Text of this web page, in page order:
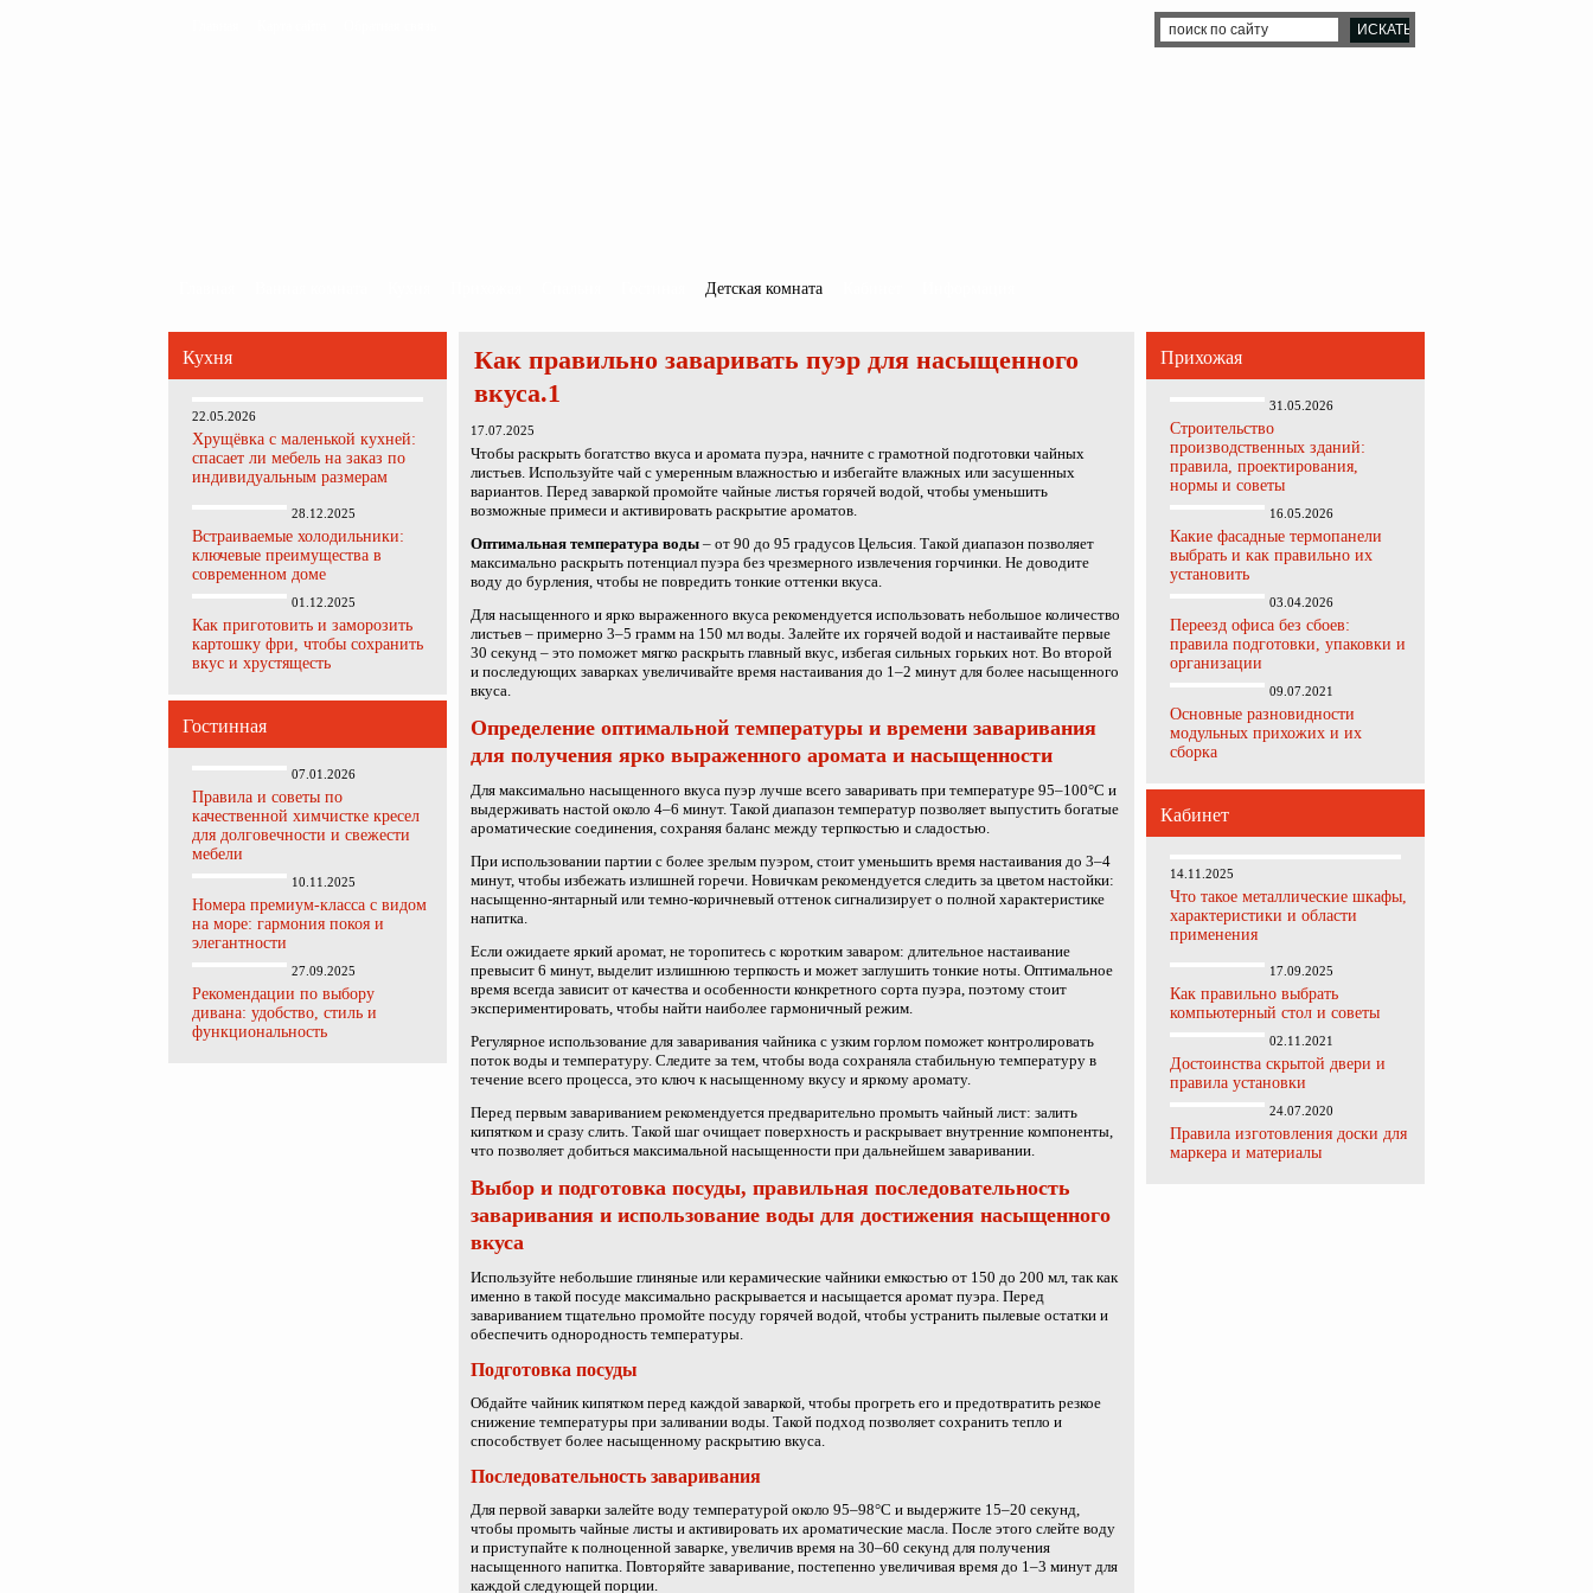
Детская комната
Кухня
22.05.2026
Хрущёвка с маленькой кухней:
спасает ли мебель на заказ по
индивидуальным размерам
28.12.2025
Встраиваемые холодильники:
ключевые преимущества в
современном доме
01.12.2025
Как приготовить и заморозить
картошку фри, чтобы сохранить
вкус и хрустящесть
Гостинная
07.01.2026
Правила и советы по
качественной химчистке кресел
для долговечности и свежести
мебели
10.11.2025
Номера премиум-класса с видом
на море: гармония покоя и
элегантности
27.09.2025
Рекомендации по выбору
дивана: удобство, стиль и
функциональность
Прихожая
31.05.2026
Строительство
производственных зданий:
правила, проектирования,
нормы и советы
16.05.2026
Какие фасадные термопанели
выбрать и как правильно их
установить
03.04.2026
Переезд офиса без сбоев:
правила подготовки, упаковки и
организации
09.07.2021
Основные разновидности
модульных прихожих и их
сборка
Кабинет
14.11.2025
Что такое металлические шкафы,
характеристики и области
применения
17.09.2025
Как правильно выбрать
компьютерный стол и советы
02.11.2021
Достоинства скрытой двери и
правила установки
24.07.2020
Правила изготовления доски для
маркера и материалы
Как правильно заваривать пуэр для насыщенного
вкуса.1
17.07.2025
Чтобы раскрыть богатство вкуса и аромата пуэра, начните с грамотной подготовки чайных
листьев. Используйте чай с умеренным влажностью и избегайте влажных или засушенных
вариантов. Перед заваркой промойте чайные листья горячей водой, чтобы уменьшить
возможные примеси и активировать раскрытие ароматов.
Оптимальная температура воды – от 90 до 95 градусов Цельсия. Такой диапазон позволяет
максимально раскрыть потенциал пуэра без чрезмерного извлечения горчинки. Не доводите
воду до бурления, чтобы не повредить тонкие оттенки вкуса.
Для насыщенного и ярко выраженного вкуса рекомендуется использовать небольшое количество
листьев – примерно 3–5 грамм на 150 мл воды. Залейте их горячей водой и настаивайте первые
30 секунд – это поможет мягко раскрыть главный вкус, избегая сильных горьких нот. Во второй
и последующих заварках увеличивайте время настаивания до 1–2 минут для более насыщенного
вкуса.
Определение оптимальной температуры и времени заваривания
для получения ярко выраженного аромата и насыщенности
Для максимально насыщенного вкуса пуэр лучше всего заваривать при температуре 95–100°C и
выдерживать настой около 4–6 минут. Такой диапазон температур позволяет выпустить богатые
ароматические соединения, сохраняя баланс между терпкостью и сладостью.
При использовании партии с более зрелым пуэром, стоит уменьшить время настаивания до 3–4
минут, чтобы избежать излишней горечи. Новичкам рекомендуется следить за цветом настойки:
насыщенно-янтарный или темно-коричневый оттенок сигнализирует о полной характеристике
напитка.
Если ожидаете яркий аромат, не торопитесь с коротким заваром: длительное настаивание
превысит 6 минут, выделит излишнюю терпкость и может заглушить тонкие ноты. Оптимальное
время всегда зависит от качества и особенности конкретного сорта пуэра, поэтому стоит
экспериментировать, чтобы найти наиболее гармоничный режим.
Регулярное использование для заваривания чайника с узким горлом поможет контролировать
поток воды и температуру. Следите за тем, чтобы вода сохраняла стабильную температуру в
течение всего процесса, это ключ к насыщенному вкусу и яркому аромату.
Перед первым завариванием рекомендуется предварительно промыть чайный лист: залить
кипятком и сразу слить. Такой шаг очищает поверхность и раскрывает внутренние компоненты,
что позволяет добиться максимальной насыщенности при дальнейшем заваривании.
Выбор и подготовка посуды, правильная последовательность
заваривания и использование воды для достижения насыщенного
вкуса
Используйте небольшие глиняные или керамические чайники емкостью от 150 до 200 мл, так как
именно в такой посуде максимально раскрывается и насыщается аромат пуэра. Перед
завариванием тщательно промойте посуду горячей водой, чтобы устранить пылевые остатки и
обеспечить однородность температуры.
Подготовка посуды
Обдайте чайник кипятком перед каждой заваркой, чтобы прогреть его и предотвратить резкое
снижение температуры при заливании воды. Такой подход позволяет сохранить тепло и
способствует более насыщенному раскрытию вкуса.
Последовательность заваривания
Для первой заварки залейте воду температурой около 95–98°C и выдержите 15–20 секунд,
чтобы промыть чайные листы и активировать их ароматические масла. После этого слейте воду
и приступайте к полноценной заварке, увеличив время на 30–60 секунд для получения
насыщенного напитка. Повторяйте заваривание, постепенно увеличивая время до 1–3 минут для
каждой следующей порции.